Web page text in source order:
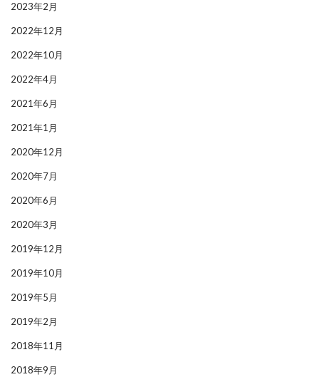
2023年2月
2022年12月
2022年10月
2022年4月
2021年6月
2021年1月
2020年12月
2020年7月
2020年6月
2020年3月
2019年12月
2019年10月
2019年5月
2019年2月
2018年11月
2018年9月